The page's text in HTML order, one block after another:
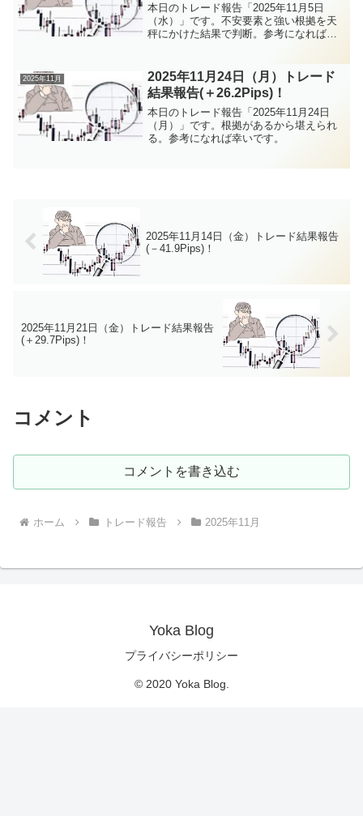
本日のトレード報告「2025年11月5日
（水）」です。不安要素と強い根拠を天
秤にかけた結果で判断。参考になれば幸
2025年11月
2025年11月24日（月）トレード
結果報告(＋26.2Pips)！
本日のトレード報告「2025年11月24日
（月）」です。根拠があるから堪えられ
る。参考になれば幸いです。
2025年11月14日（金）トレード結果報告
(－41.9Pips)！
2025年11月21日（金）トレード結果報告
(＋29.7Pips)！
コメント
コメントを書き込む
ホーム トレード報告 2025年11月
Yoka Blog
プライバシーポリシー
© 2020 Yoka Blog.